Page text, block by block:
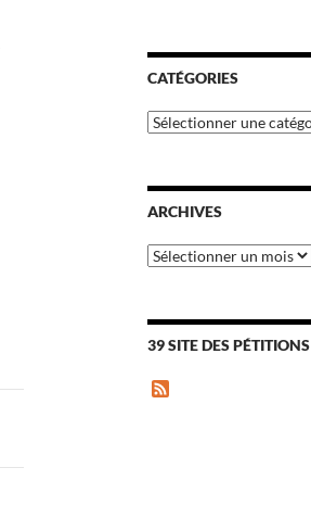
CATÉGORIES
Catégories
ARCHIVES
Archives
39 SITE DES PÉTITIONS